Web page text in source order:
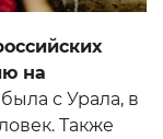
на
с Урала, в
Также